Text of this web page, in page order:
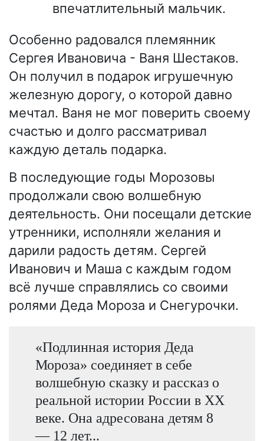
впечатлительный мальчик.
Особенно радовался племянник
Сергея Ивановича - Ваня Шестаков.
Он получил в подарок игрушечную
железную дорогу, о которой давно
мечтал. Ваня не мог поверить своему
счастью и долго рассматривал
каждую деталь подарка.
В последующие годы Морозовы
продолжали свою волшебную
деятельность. Они посещали детские
утренники, исполняли желания и
дарили радость детям. Сергей
Иванович и Маша с каждым годом
всё лучше справлялись со своими
ролями Деда Мороза и Снегурочки.
«Подлинная история Деда
Мороза» соединяет в себе
волшебную сказку и рассказ о
реальной истории России в ХХ
веке. Она адресована детям 8
— 12 лет...